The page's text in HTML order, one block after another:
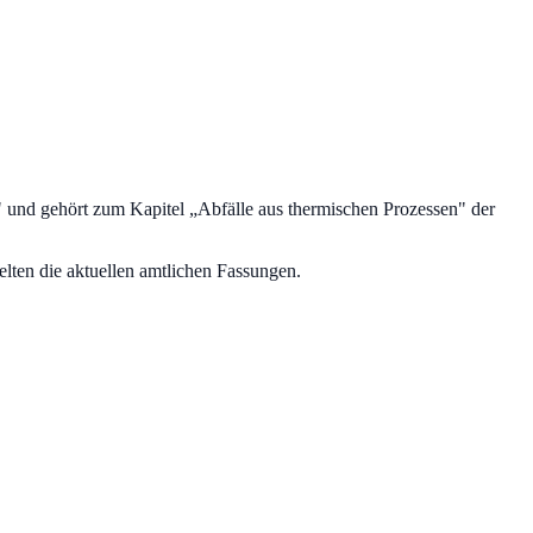
und gehört zum Kapitel „Abfälle aus thermischen Prozessen" der
die aktuellen amtlichen Fassungen.